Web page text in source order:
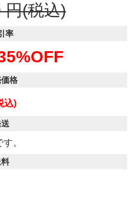
円(税込)
率
価格
込)
。